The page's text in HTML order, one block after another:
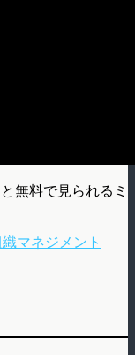
無料で見られるミ
マネジメント